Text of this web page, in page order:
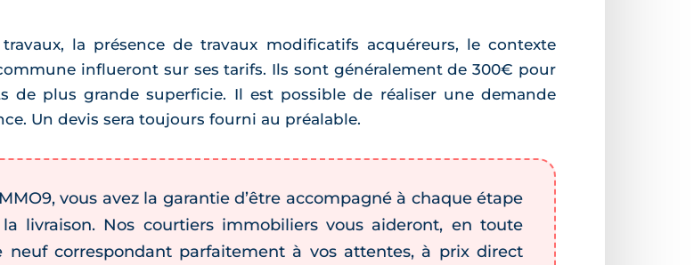
la présence de travaux modificatifs acquéreurs, le contexte
influeront sur ses tarifs. Ils sont généralement de 300€ pour
plus grande superficie. Il est possible de réaliser une demande
Un devis sera toujours fourni au préalable.
vous avez la garantie d’être accompagné à chaque étape
livraison. Nos courtiers immobiliers vous aideront, en toute
correspondant parfaitement à vos attentes, à prix direct